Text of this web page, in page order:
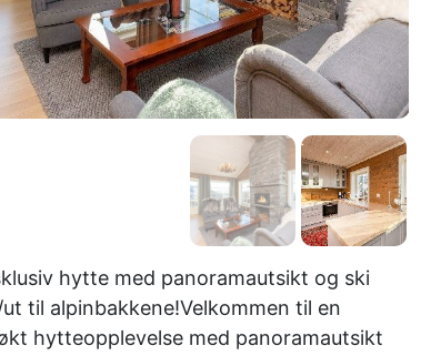
hytte med panoramautsikt og ski
til alpinbakkene!Velkommen til en
hytteopplevelse med panoramautsikt